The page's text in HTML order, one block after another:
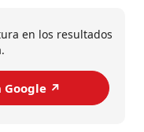
en los resultados
Google ↗️